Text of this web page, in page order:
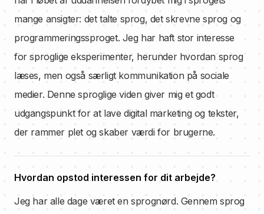
mange ansigter: det talte sprog, det skrevne sprog og
programmeringssproget. Jeg har haft stor interesse
for sproglige eksperimenter, herunder hvordan sprog
læses, men også særligt kommunikation på sociale
medier. Denne sproglige viden giver mig et godt
udgangspunkt for at lave digital marketing og tekster,
der rammer plet og skaber værdi for brugerne.
Hvordan opstod interessen for dit arbejde?
Jeg har alle dage været en sprognørd. Gennem sprog